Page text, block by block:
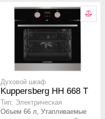
Духовой шкаф
Kuppersberg HH 668 T
Тип: Электрическая
Объем 66 л, Утапливаемые